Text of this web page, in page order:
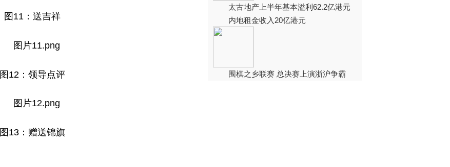
图11：送吉祥
图12：领导点评
图13：赠送锦旗
太古地产上半年基本溢利62.2亿港元
内地租金收入20亿港元
围棋之乡联赛 总决赛上演浙沪争霸